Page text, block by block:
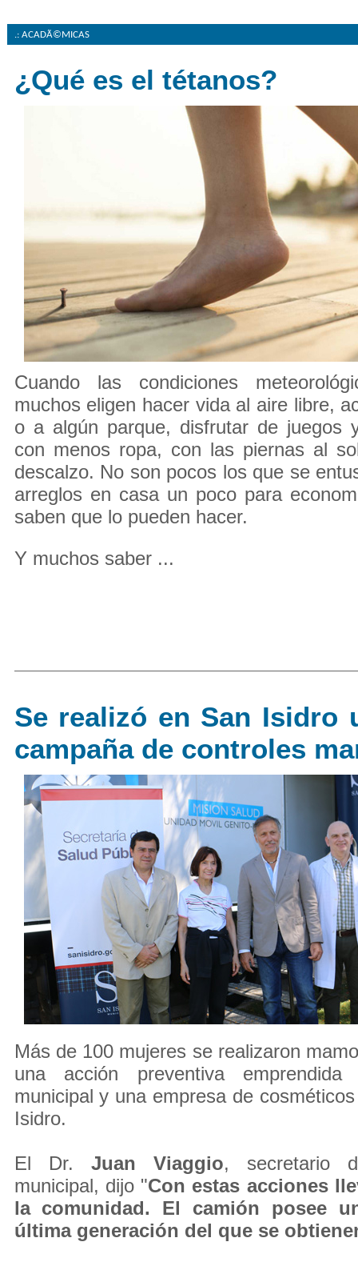
.: ACADÃ©MICAS
¿Qué es el tétanos?
Cuando las condiciones
muchos eligen hacer vida al aire libre,
o a algún parque, disfrutar de juegos
con menos ropa, con las piernas al
descalzo. No son pocos los que se
arreglos en casa un poco para
saben que lo pueden hacer.
Y muchos saber ...
Se realizó en San Isidro
campaña de controles
Más de 100 mujeres se realizaron
una acción preventiva
municipal y una empresa de
Isidro.
El Dr. Juan Viaggio, secretario
municipal, dijo "Con estas acciones
la comunidad. El camión posee
última generación del que se